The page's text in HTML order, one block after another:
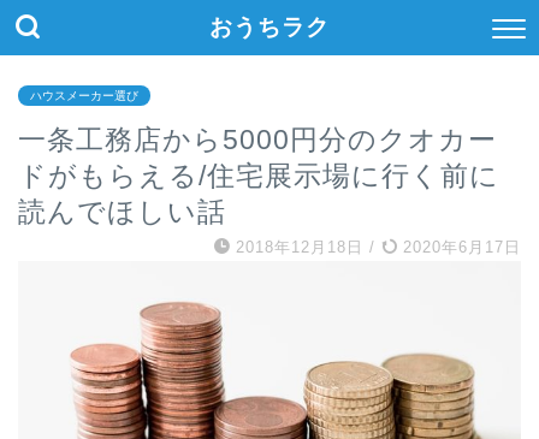
おうちラク
ハウスメーカー選び
一条工務店から5000円分のクオカー
ドがもらえる/住宅展示場に行く前に
読んでほしい話
2018年12月18日 / 2020年6月17日